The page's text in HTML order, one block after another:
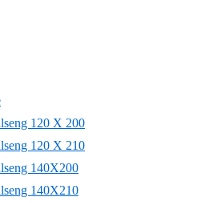
120 X 200
120 X 210
140X200
140X210